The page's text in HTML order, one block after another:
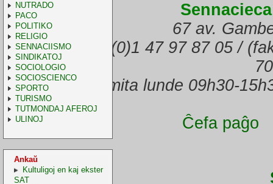
NUTRADO
PACO
POLITIKO
RELIGIO
SENNACIISMO
SINDIKATOJ
SOCIOLOGIO
SOCIOSCIENCO
SPORTO
TURISMO
TUTMONDAJ AFEROJ
ULINOJ
Ankaŭ
Kultuligoj en kaj ekster
SAT
67 av.
(telefono) +33.(0)1 47 97 87 05 /
Oficejo malfermita lunde 09h30-
Ĉefa paĝo